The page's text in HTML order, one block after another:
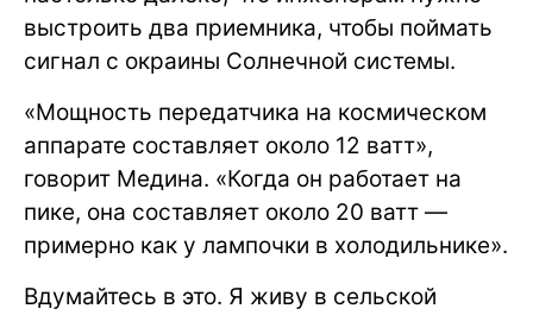
выстроить два приемника, чтобы поймать
сигнал с окраины Солнечной системы.
«Мощность передатчика на космическом
аппарате составляет около 12 ватт»,
говорит Медина. «Когда он работает на
пике, она составляет около 20 ватт —
примерно как у лампочки в холодильнике».
Вдумайтесь в это. Я живу в сельской